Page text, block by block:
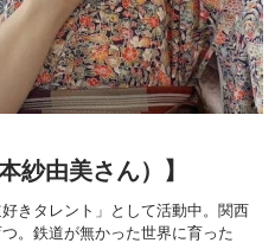
紗由美さん）】
きタレント」として活動中。関西
。鉄道が無かった世界に育った